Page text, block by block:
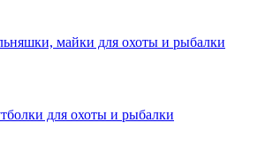
майки для охоты и рыбалки
для охоты и рыбалки